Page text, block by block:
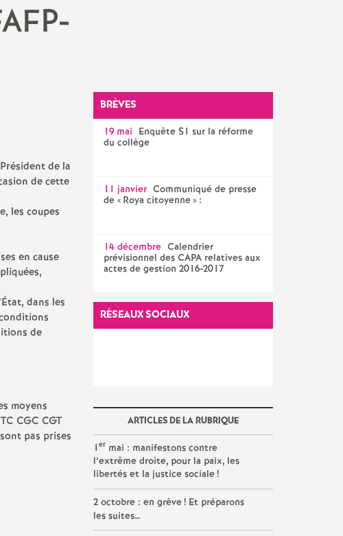
PsyEN
de la
de cette
les coupes
en cause
dans les
de
moyens
CGC CGT
pas prises
BRÈVES
19 mai Enquête S1 sur la réforme
du collège
11 janvier Communiqué de presse
de « Roya citoyenne» :
14 décembre Calendrier
prévisionnel des CAPA relatives aux
actes de gestion 2016-2017
RÉSEAUX SOCIAUX
ARTICLES DE LA RUBRIQUE
1ermai : manifestons contre
l’extrême droite, pour la paix, les
libertés et la justice sociale!
2 octobre : en grève! Et préparons
les suites…